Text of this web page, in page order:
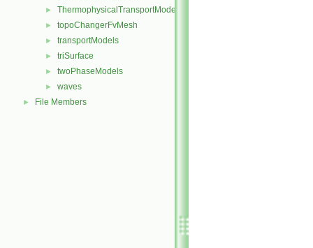
► ThermophysicalTransportModels
► topoChangerFvMesh
► transportModels
► triSurface
► twoPhaseModels
► waves
► File Members